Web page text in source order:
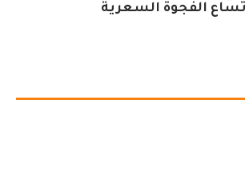
الفجوة السعرية